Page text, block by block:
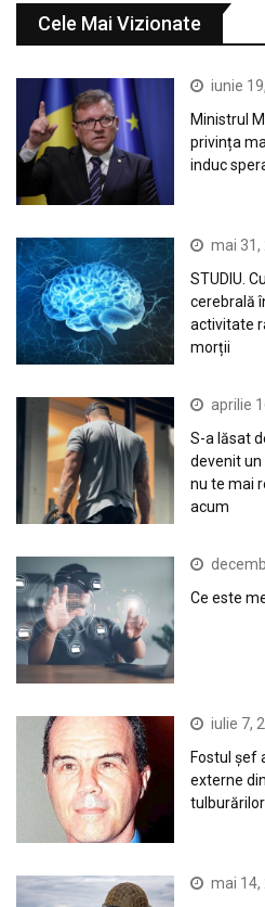
Cele Mai Vizionate
iunie
Ministrul
privința
induc
mai 31,
STUDIU.
cerebrală
activitate
morții
aprilie
S-a lăsat
devenit un
nu te mai
acum
Ce este
iulie 7,
Fostul șef
externe
mai 14,